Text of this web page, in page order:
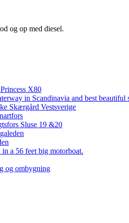
og op med diesel.
X80
in Scandinavia and best
Skærgård Vestsverige
Sluse 19 &20
a 56 feet big motorboat.
og ombygning